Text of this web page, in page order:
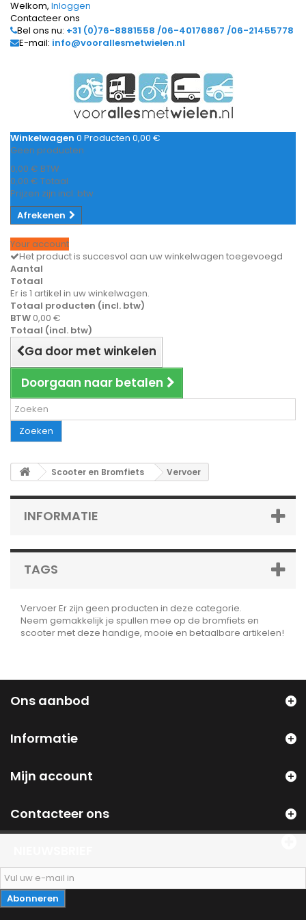
Welkom, Inloggen
Contacteer ons
Bel ons nu: +31 (0)76-8881558 /06-40176867 /06-21455778
E-mail: info@voorallesmetwielen.nl
Winkelwagen 0 Producten 0,00 €
Geen producten
0,00 € BTW
0,00 € Totaal
Prijzen zijn incl. btw
Afrekenen
Your account
Het product is succesvol aan uw winkelwagen toegevoegd
Aantal
Totaal
Er is 1 artikel in uw winkelwagen.
Totaal producten (incl. btw)
BTW 0,00 €
Totaal (incl. btw)
Ga door met winkelen
Doorgaan naar betalen
Zoeken
Scooter en Bromfiets Vervoer
INFORMATIE
TAGS
VervoerEr zijn geen producten in deze categorie.
Neem gemakkelijk je spullen mee op de bromfiets en
scooter met deze handige, mooie en betaalbare artikelen!
Ons aanbod
Informatie
Mijn account
Contacteer ons
Abonneren